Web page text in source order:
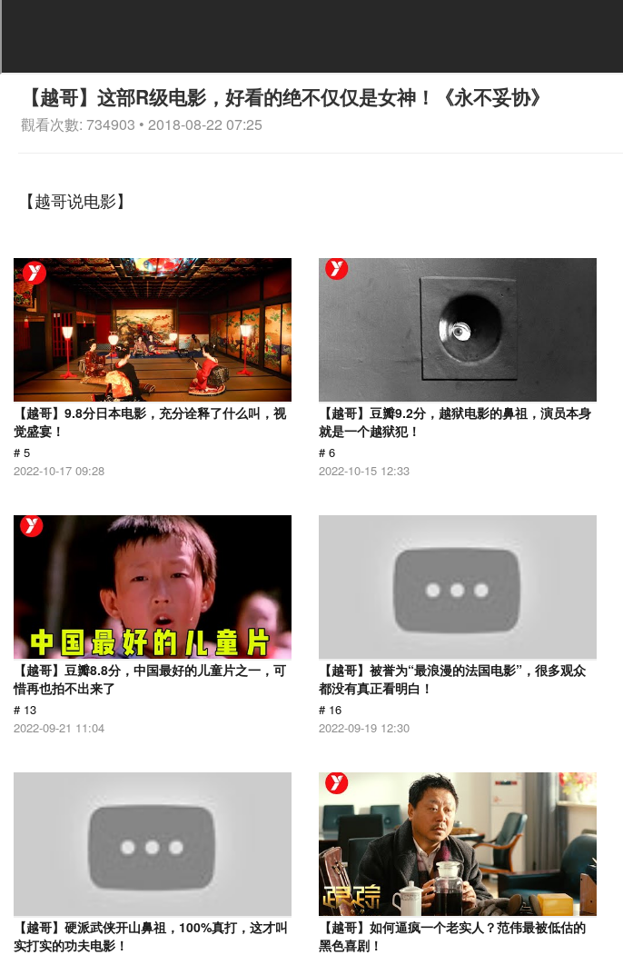
【越哥】这部R级电影，好看的绝不仅仅是女神！《永不妥协》
觀看次數: 734903 • 2018-08-22 07:25
【越哥说电影】
【越哥】9.8分日本电影，充分诠释了什么叫，视
觉盛宴！
# 5
2022-10-17 09:28
【越哥】豆瓣9.2分，越狱电影的鼻祖，演员本身
就是一个越狱犯！
# 6
2022-10-15 12:33
【越哥】豆瓣8.8分，中国最好的儿童片之一，可
惜再也拍不出来了
# 13
2022-09-21 11:04
【越哥】被誉为“最浪漫的法国电影”，很多观众
都没有真正看明白！
# 16
2022-09-19 12:30
【越哥】硬派武侠开山鼻祖，100%真打，这才叫
实打实的功夫电影！
【越哥】如何逼疯一个老实人？范伟最被低估的
黑色喜剧！